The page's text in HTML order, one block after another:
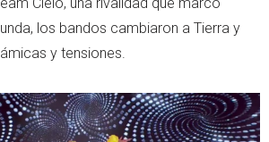
los bandos cambiaron a Tierra y
y tensiones.